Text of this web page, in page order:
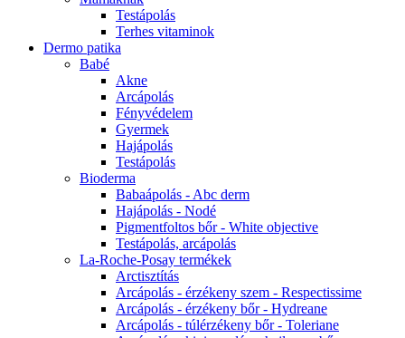
Testápolás
Terhes vitaminok
Dermo patika
Babé
Akne
Arcápolás
Fényvédelem
Gyermek
Hajápolás
Testápolás
Bioderma
Babaápolás - Abc derm
Hajápolás - Nodé
Pigmentfoltos bőr - White objective
Testápolás, arcápolás
La-Roche-Posay termékek
Arctisztítás
Arcápolás - érzékeny szem - Respectissime
Arcápolás - érzékeny bőr - Hydreane
Arcápolás - túlérzékeny bőr - Toleriane